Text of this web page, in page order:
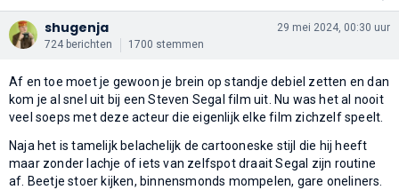
shugenja
724 berichten 1700 stemmen
29 mei 2024, 00:30 uur
Af en toe moet je gewoon je brein op standje debiel zetten en dan
kom je al snel uit bij een Steven Segal film uit. Nu was het al nooit
veel soeps met deze acteur die eigenlijk elke film zichzelf speelt.
Naja het is tamelijk belachelijk de cartooneske stijl die hij heeft
maar zonder lachje of iets van zelfspot draait Segal zijn routine
af. Beetje stoer kijken, binnensmonds mompelen, gare oneliners.